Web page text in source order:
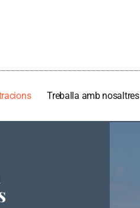
Treballa amb nosaltres